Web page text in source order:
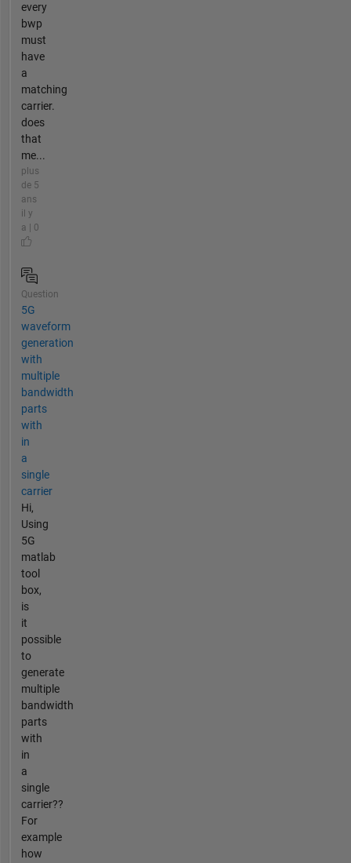
every
bwp
must
have
a
matching
carrier.
does
that
me...
plus
de 5
ans
il y
a | 0
Question
5G
waveform
generation
with
multiple
bandwidth
parts
with
in
a
single
carrier
Hi,
Using
5G
matlab
tool
box,
is
it
possible
to
generate
multiple
bandwidth
parts
with
in
a
single
carrier??
For
example
how